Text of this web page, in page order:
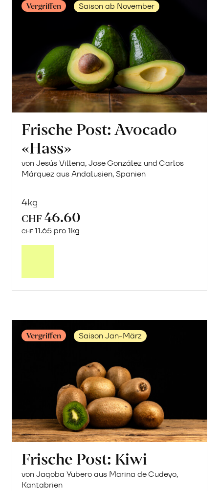
Vergriffen Saison ab November
Frische Post: Avocado
«Hass»
von Jesús Villena, Jose González und Carlos
Márquez aus Andalusien, Spanien
4kg
CHF 46.60
CHF 11.65 pro 1kg
Avocado
Vergriffen Saison Jan-März
Frische Post: Kiwi
von Jagoba Yubero aus Marina de Cudeyo,
Kantabrien